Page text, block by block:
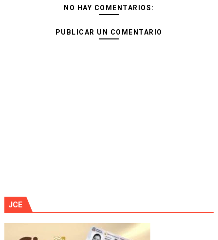
NO HAY COMENTARIOS:
PUBLICAR UN COMENTARIO
JCE